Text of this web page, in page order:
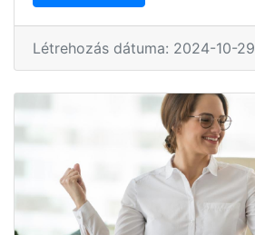
Létrehozás dátuma: 2024-10-29